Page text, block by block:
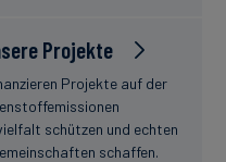
Projekte
Projekte auf der
schützen und echten
schaffen.